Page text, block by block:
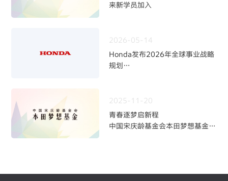
来新学员加入
2026-05-14
Honda发布2026年全球事业战略
规划
2025-11-20
青春逐梦启新程
中国宋庆龄基金会本田梦想基金第